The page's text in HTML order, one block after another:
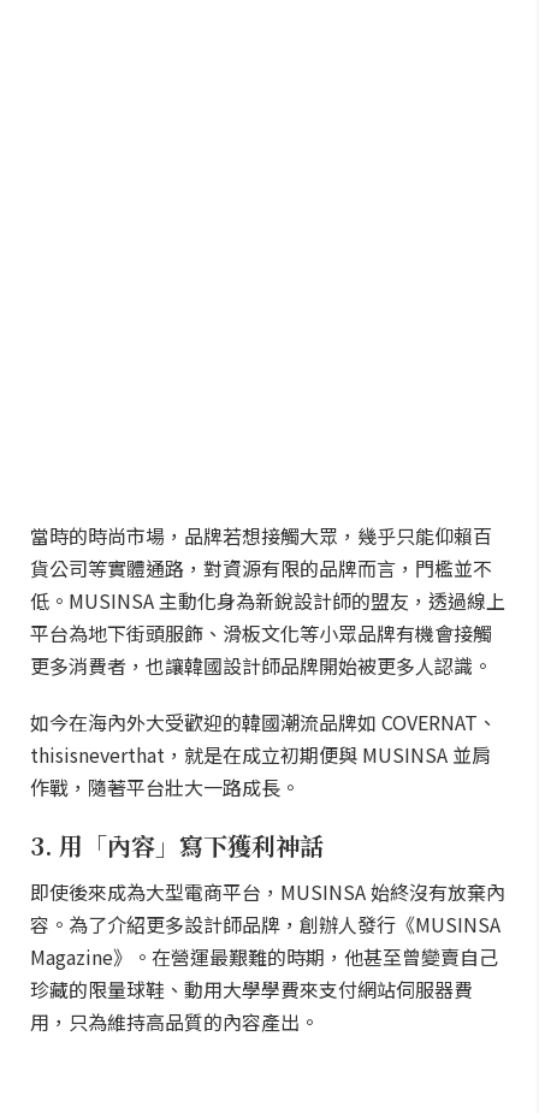
當時的時尚市場，品牌若想接觸大眾，幾乎只能仰賴百
貨公司等實體通路，對資源有限的品牌而言，門檻並不
低。MUSINSA 主動化身為新銳設計師的盟友，透過線上
平台為地下街頭服飾、滑板文化等小眾品牌有機會接觸
更多消費者，也讓韓國設計師品牌開始被更多人認識。
如今在海內外大受歡迎的韓國潮流品牌如 COVERNAT、
thisisneverthat，就是在成立初期便與 MUSINSA 並肩
作戰，隨著平台壯大一路成長。
3. 用「內容」寫下獲利神話
即使後來成為大型電商平台，MUSINSA 始終沒有放棄內
容。為了介紹更多設計師品牌，創辦人發行《MUSINSA
Magazine》。在營運最艱難的時期，他甚至曾變賣自己
珍藏的限量球鞋、動用大學學費來支付網站伺服器費
用，只為維持高品質的內容產出。